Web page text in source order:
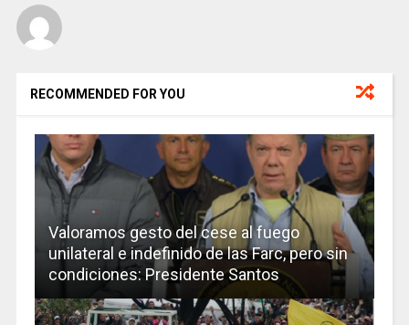
RECOMMENDED FOR YOU
Valoramos gesto del cese al fuego
unilateral e indefinido de las Farc, pero sin
condiciones: Presidente Santos